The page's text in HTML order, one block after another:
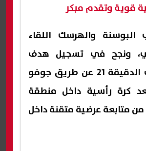
قوية وتقدم مبكر
البوسنة والهرسك اللقاء
ونجح في تسجيل هدف
التقدم في الدقيقة 21 عن طريق جوفو
كرة رأسية داخل منطقة
من متابعة عرضية متقنة داخل